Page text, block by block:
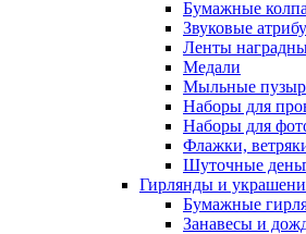
Бумажные
Звуковые
Ленты
Медали
Мыльные
Наборы для
Наборы для
Флажки,
Шуточные
Гирлянды и
Бумажные
Занавесы и